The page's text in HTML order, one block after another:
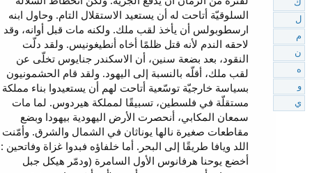
السلوقيّة أتاحت له أن يستعيد الاستقلال التام. وحاول ابنه
ارسطوبولس أن يأخذ لقب ملك. ولكنه مات قبل أوانه، وقد
لاحقه الندم لأنه قتل ظلمًا أخاه أنطيغونيس. ولقد دلّت
النقود، بعد بضعة سنين، أن الاسكندر جنايوس تخلّى عن
لقب ملك، أقلّه بالنسبة إلى اليهود. ولقد قام الحشمونيون
بسياسة خارجيّة توسّعية أتاحت لهم أن يستعيدوا بناء مملكة
مستقلّة في فلسطين، تسبيقًا لمملكة هيردوس. لما مات
سمعان المكابي، أنحصرت الأرض اليهودية بيهودا وبضع
مقاطعات صغيرة نالها يوناثان في الشمال والشرق. وأمّنت
اللد ويافا طريقًا إلى البحر. أما خلفاؤه فبدوا غزاة وفاتحين :
أخضع يوحنا هرفانوس الأول السامرة (ودمّر هيكل جبل
ك
ل
م
ن
ه
و
ي